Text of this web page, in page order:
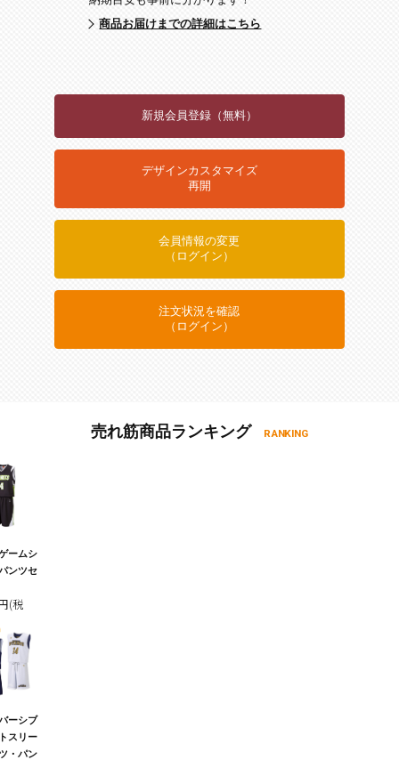
商品お届けまでの詳細はこちら
新規会員登録（無料）
デザインカスタマイズ
再開
会員情報の変更
（ログイン）
注文状況を確認
（ログイン）
売れ筋商品ランキング RANKING
ームシ
ンツセ
(税
ーシブ
スリー
・パン